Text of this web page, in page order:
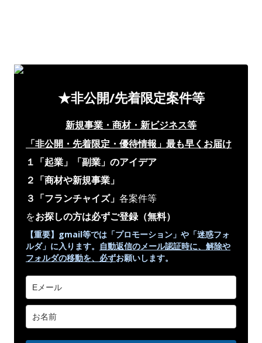
★非公開/先着限定案件等
新規事業・商材・新ビジネス等
「非公開・先着限定・優待情報」 最も早くお届け
１「起業」「副業」のアイデア
２「商材や新規事業」
３「フランチャイズ」 各案件等
をお探しの方は必ずご登録（無料）
【重要】gmail等では「プロモーション」や 「迷惑フォ
ルダ」 に入ります。 自動返信のメール認証時に、解除や
フォルダの移動を、 必ずお願いします。